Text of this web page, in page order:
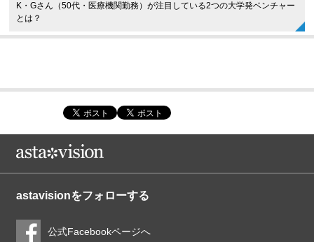
K・Gさん（50代・医療機関勤務）が注目している2つの大学発ベンチャー
とは？
astavisionをフォローする
公式Facebookページへ